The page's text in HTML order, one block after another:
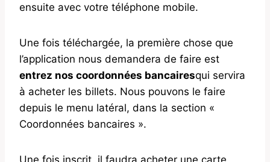
ensuite avec votre téléphone mobile.
Une fois téléchargée, la première chose que
l’application nous demandera de faire est
entrez nos coordonnées bancairesqui servira
à acheter les billets. Nous pouvons le faire
depuis le menu latéral, dans la section «
Coordonnées bancaires ».
Une fois inscrit, il faudra acheter une carte